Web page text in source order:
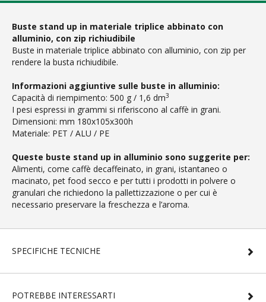
Buste stand up in materiale triplice abbinato con
alluminio, con zip richiudibile
Buste in materiale triplice abbinato con alluminio, con zip per
rendere la busta richiudibile.
Informazioni aggiuntive sulle buste in alluminio:
Capacità di riempimento: 500 g / 1,6 dm3
I pesi espressi in grammi si riferiscono al caffè in grani.
Dimensioni: mm 180x105x300h
Materiale: PET / ALU / PE
Queste buste stand up in alluminio sono suggerite per:
Alimenti, come caffè decaffeinato, in grani, istantaneo o
macinato, pet food secco e per tutti i prodotti in polvere o
granulari che richiedono la pallettizzazione o per cui è
necessario preservare la freschezza e l’aroma.
SPECIFICHE TECNICHE
POTREBBE INTERESSARTI